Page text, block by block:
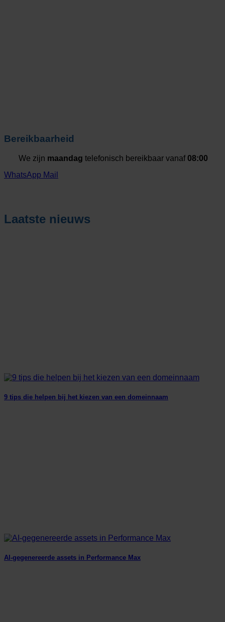
Bereikbaarheid
We zijn maandag telefonisch bereikbaar vanaf 08:00
WhatsApp Mail
Laatste nieuws
9 tips die helpen bij het kiezen van een domeinnaam
AI-gegenereerde assets in Performance Max